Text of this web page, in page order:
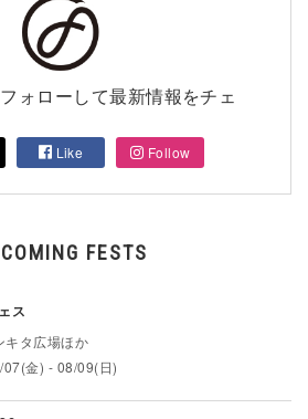
ォローして最新情報をチェ
Like Follow
FESTS
ス
キタ広場ほか
金) - 08/09(日)